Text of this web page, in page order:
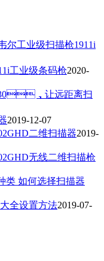
尔工业级扫描枪1911i
工业级条码枪2020-
，让远距离扫
2019-12-07
二维扫描器2019-
无线二维扫描枪
类 如何选择扫描器
全设置方法2019-07-